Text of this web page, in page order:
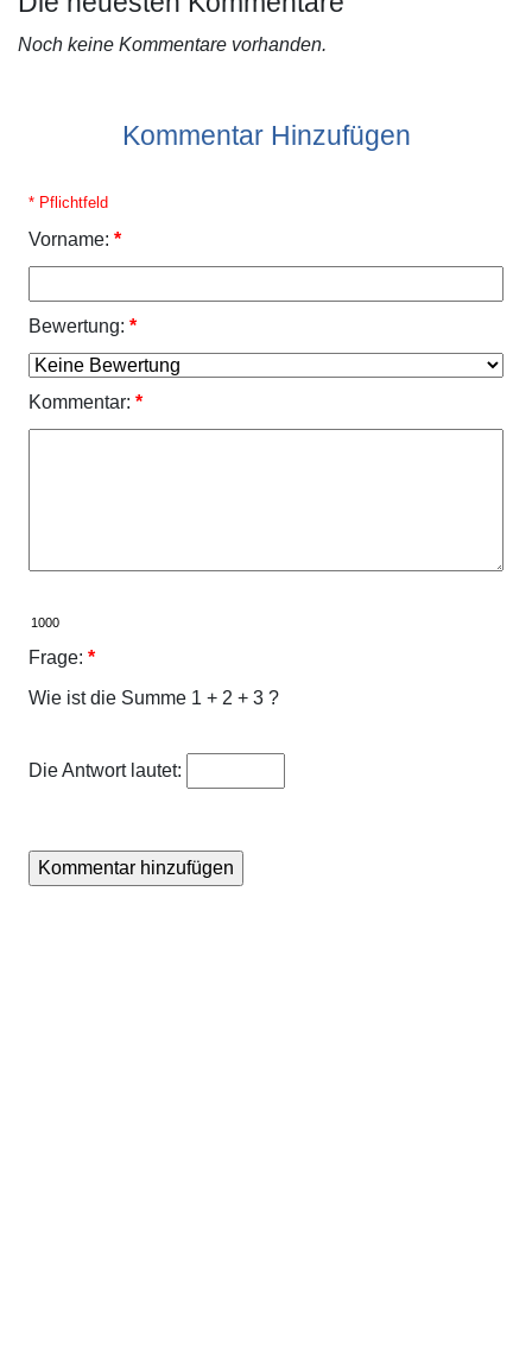
Noch keine Kommentare vorhanden.
Kommentar Hinzufügen
* Pflichtfeld
Vorname: *
Bewertung: *
Kommentar: *
Frage: *
Wie ist die Summe 1 + 2 + 3 ?
Die Antwort lautet: